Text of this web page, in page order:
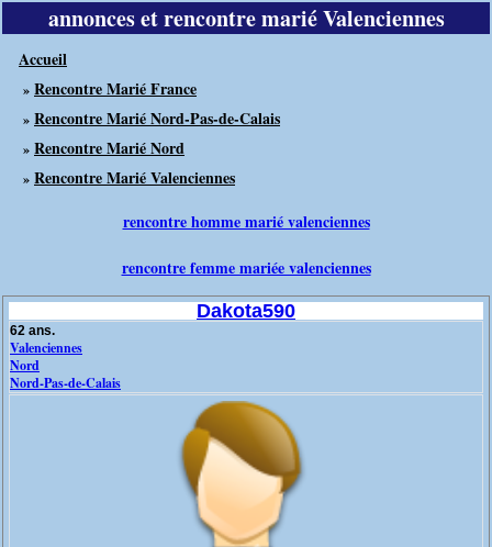
annonces et rencontre marié Valenciennes
Accueil
» Rencontre Marié France
» Rencontre Marié Nord-Pas-de-Calais
» Rencontre Marié Nord
» Rencontre Marié Valenciennes
rencontre homme marié valenciennes
rencontre femme mariée valenciennes
Dakota590
62 ans.
Valenciennes
Nord
Nord-Pas-de-Calais